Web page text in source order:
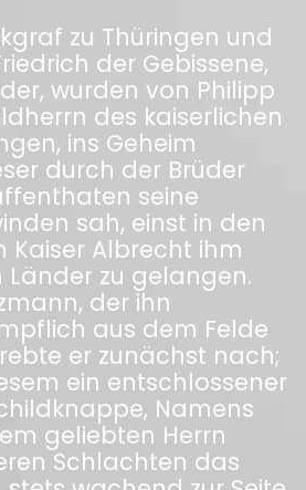
zu Thüringen und
der Gebissene,
wurden von Philipp
des kaiserlichen
ins Geheim
durch der Brüder
seine
sah, einst in den
Kaiser Albrecht ihm
zu gelangen.
der ihn
aus dem Felde
er zunächst nach;
ein entschlossener
Namens
geliebten Herrn
Schlachten das